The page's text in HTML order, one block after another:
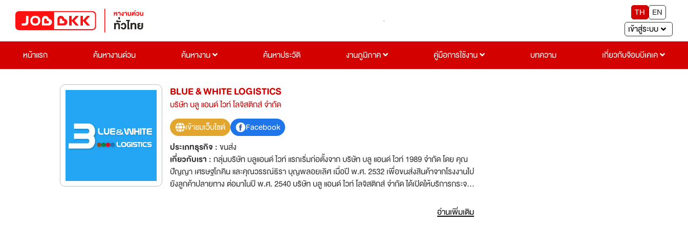
TH
EN
เข้าสู่ระบบ
หน้าแรก
ค้นหางานด่วน ค้นหางาน ค้นหาประวัติ งานภูมิภาค คู่มือการใช้งาน บทความ เกี่ยวกับจ๊อบบีเคเค
BLUE & WHITE LOGISTICS
บริษัท บลู แอนด์ ไวท์ โลจิสติกส์ จำกัด
เข้าชมเว็บไซต์
Facebook
ประเภทธุรกิจ :ขนส่ง
เกี่ยวกับเรา :กลุ่มบริษัท บลูแอนด์ ไวท์ แรกเริ่มก่อตั้งจาก บริษัท บลู แอนด์ ไวท์ 1989 จำกัด โดย คุณ
ปัญญา เศรษฐโภคิน และคุณวรรณ์ธิรา บุญพลอยเลิศ เมื่อปี พ.ศ. 2532 เพื่อขนส่งสินค้าจากโรงงานไป
ยังลูกค้าปลายทาง ต่อมาในปี พ.ศ. 2540 บริษัท บลู แอนด์ ไวท์ โลจิสติกส์ จำกัด ได้เปิดให้บริการกระจาย
(มหาชน) และบริษัท สยามแม็คโคร จำกัด (มหาชน) นับเป็นจุดเริ่มต้นของการนำระบบกระจายสินค้าแบบ
อ่านเพิ่มเติม